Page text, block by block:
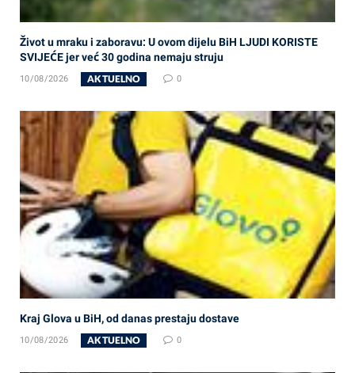
Život u mraku i zaboravu: U ovom dijelu BiH LJUDI KORISTE
SVIJEĆE jer već 30 godina nemaju struju
10/08/2026 AKTUELNO 0
Kraj Glova u BiH, od danas prestaju dostave
10/08/2026 AKTUELNO 0